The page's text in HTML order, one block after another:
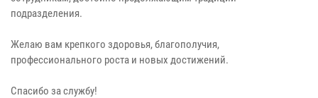
подразделения.
Желаю вам крепкого здоровья, благополучия,
профессионального роста и новых достижений.
Спасибо за службу!